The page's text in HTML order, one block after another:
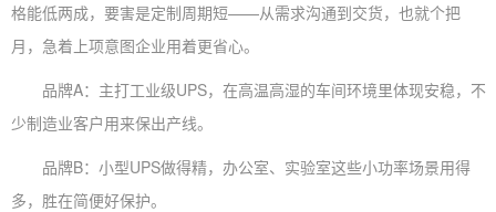
格能低两成，要害是定制周期短——从需求沟通到交货，也就个把
月，急着上项意图企业用着更省心。
品牌A：主打工业级UPS，在高温高湿的车间环境里体现安稳，不
少制造业客户用来保出产线。
品牌B：小型UPS做得精，办公室、实验室这些小功率场景用得
多，胜在简便好保护。